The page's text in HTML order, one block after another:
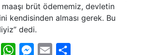
brüt ödememiz, devletin
kendisinden alması gerek. Bu
dedi.
LinkedInWhatsAppMessenger
Email